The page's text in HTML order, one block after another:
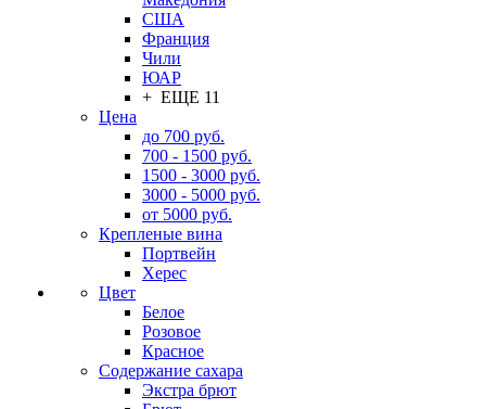
США
Франция
Чили
ЮАР
+ ЕЩЕ 11
Цена
до 700 руб.
700 - 1500 руб.
1500 - 3000 руб.
3000 - 5000 руб.
от 5000 руб.
Крепленые вина
Портвейн
Херес
Цвет
Белое
Розовое
Красное
Содержание сахара
Экстра брют